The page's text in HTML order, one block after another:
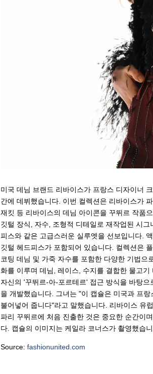
미국 데님 브랜드 리바이스가 프랑스 디자이너
간에 데뷔했습니다. 이번 컬렉션은 리바이스가
재킷 등 리바이스의 데님 아이콘을 꾸뛰르 작품
깃털 장식, 자수, 조형적 디테일로 재작업된 시
피스와 같은 고급스러운 실루엣을 선보입니다.
깃털 헤드피스가 포함되어 있습니다. 컬렉션은
코팅 데님 및 가죽 자수를 포함한 다양한 기법
화를 이루며 데님, 레이스, 수지를 결합한 물고
자신의 '꾸뛰르-아-포르테르' 접근 방식을 바탕
을 개발했습니다. 그녀는 "이 캡슐은 미국과 프
불어넣어 줍니다"라고 말했습니다. 리바이스 유
파리 꾸뛰르에 처음 진출한 것은 중요한 순간이
다. 캡슐의 이미지는 케일라 코너스가 촬영했습니
Source: fashionunited.com